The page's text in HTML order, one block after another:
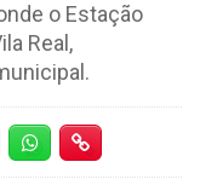
o Estação
Real,
Twitter Whatsapp